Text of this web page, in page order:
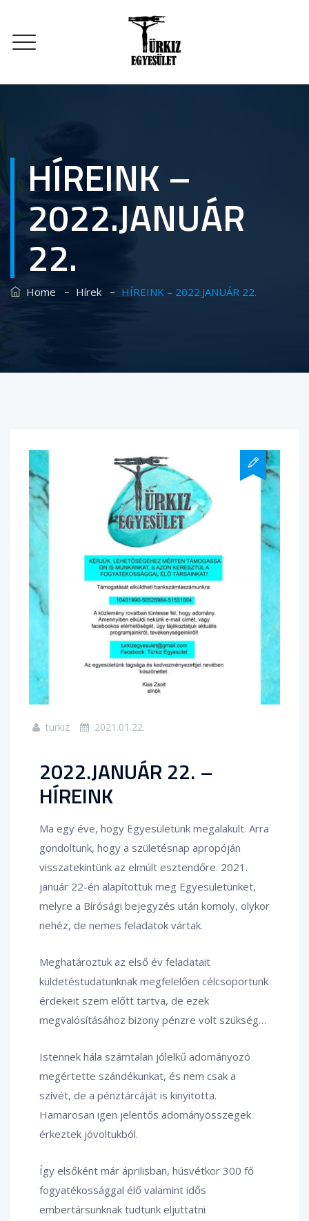
HÍREINK –
2022.JANUÁR
22.
Home – Hírek – HÍREINK – 2022.JANUÁR 22.
turkiz 2021.01.22.
2022.JANUÁR 22. –
HÍREINK
Ma egy éve, hogy Egyesületünk megalakult. Arra
gondoltunk, hogy a születésnap apropóján
visszatekintünk az elmúlt esztendőre. 2021.
január 22-én alapítottuk meg Egyesületünket,
melyre a Bírósági bejegyzés után komoly, olykor
nehéz, de nemes feladatok vártak.
Meghatároztuk az első év feladatait
küldetéstudatunknak megfelelően célcsoportunk
érdekeit szem előtt tartva, de ezek
megvalósításához bizony pénzre volt szükség…
Istennek hála számtalan jólelkű adományozó
megértette szándékunkat, és nem csak a
szívét, de a pénztárcáját is kinyitotta.
Hamarosan igen jelentős adományösszegek
érkeztek jóvoltukból.
Így elsőként már áprilisban, húsvétkor 300 fő
fogyatékossággal élő valamint idős
embertársunknak tudtunk eljuttatni